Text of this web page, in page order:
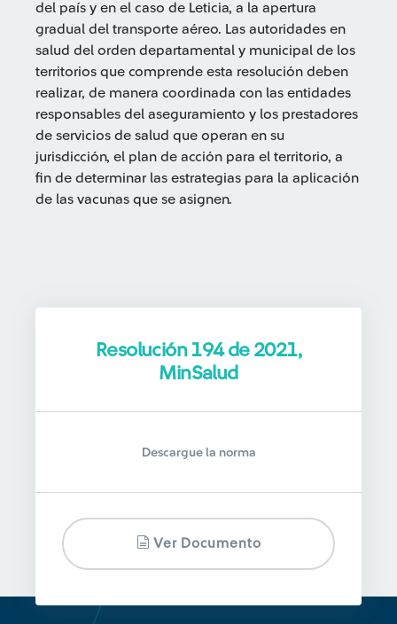
del país y en el caso de Leticia, a la apertura
gradual del transporte aéreo. Las autoridades en
salud del orden departamental y municipal de los
territorios que comprende esta resolución deben
realizar, de manera coordinada con las entidades
responsables del aseguramiento y los prestadores
de servicios de salud que operan en su
jurisdicción, el plan de acción para el territorio, a
fin de determinar las estrategias para la aplicación
de las vacunas que se asignen.
Resolución 194 de 2021,
MinSalud
Descargue la norma
Ver Documento